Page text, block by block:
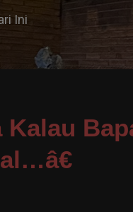
Ini